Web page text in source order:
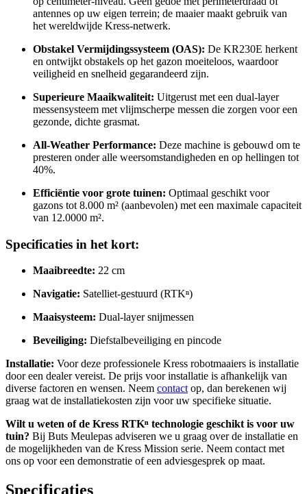
antennes op uw eigen terrein; de maaier maakt gebruik van
het wereldwijde Kress-netwerk.
Obstakel Vermijdingssysteem (OAS): De KR230E herkent
en ontwijkt obstakels op het gazon moeiteloos, waardoor
veiligheid en snelheid gegarandeerd zijn.
Superieure Maaikwaliteit: Uitgerust met een dual-layer
messensysteem met vlijmscherpe messen die zorgen voor een
gezonde, dichte grasmat.
All-Weather Performance: Deze machine is gebouwd om te
presteren onder alle weersomstandigheden en op hellingen tot
40%.
Efficiëntie voor grote tuinen: Optimaal geschikt voor
gazons tot 8.000 m² (aanbevolen) met een maximale capaciteit
van 12.0000 m².
Specificaties in het kort:
Maaibreedte: 22 cm
Navigatie: Satelliet-gestuurd (RTKⁿ)
Maaisysteem: Dual-layer snijmessen
Beveiliging: Diefstalbeveiliging en pincode
Installatie: Voor deze professionele Kress robotmaaiers is installatie
door een dealer vereist. De prijs voor installatie is afhankelijk van
diverse factoren en wensen. Neem contactop, dan berekenen wij
graag wat de installatiekosten zijn voor uw specifieke situatie.
Wilt u weten of de Kress RTKⁿ technologie geschikt is voor uw
tuin? Bij Buts Meulepas adviseren we u graag over de installatie en
de mogelijkheden van de Kress Mission serie. Neem contact met
ons op voor een demonstratie of een adviesgesprek op maat.
Specificaties